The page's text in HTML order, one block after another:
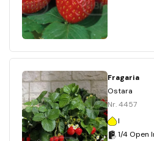
Fragaria
Ostara
Nr. 4457
I
1/4 Open